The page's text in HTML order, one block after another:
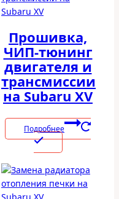
Прошивка,
ЧИП-тюнинг
двигателя и
трансмиссии
на Subaru XV
Подробнее